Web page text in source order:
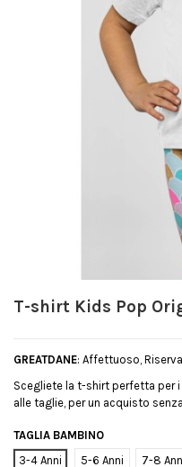
T-shirt Kids Pop
GREATDANE: Affettuoso,
Scegliete la t-shirt perfetta per
alle taglie, per un acquisto
TAGLIA BAMBINO
3-4 Anni
5-6 Anni 7-8